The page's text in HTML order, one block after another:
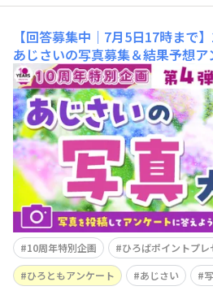
【回答募集中｜7月5日17時まで
あじさいの写真募集＆結果予想
ものみなさま、こんにちは！ひろ
り、だんだん夏の暑さを感じる日
最近は"梅雨らしさ"をあまり感じ
の時期になるとやっぱり街のあ
さいですよね💜💙だんだんとき
ょうか？💭昨年もたくさんのご投
10周年特別企画
ひろばポイントプレ
ひろともアンケート
あじさい